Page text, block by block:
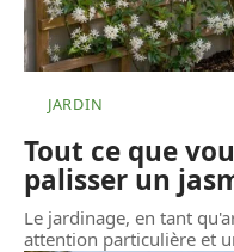
JARDIN
Tout ce que
palisser un
Le jardinage, en tant
attention particulière et